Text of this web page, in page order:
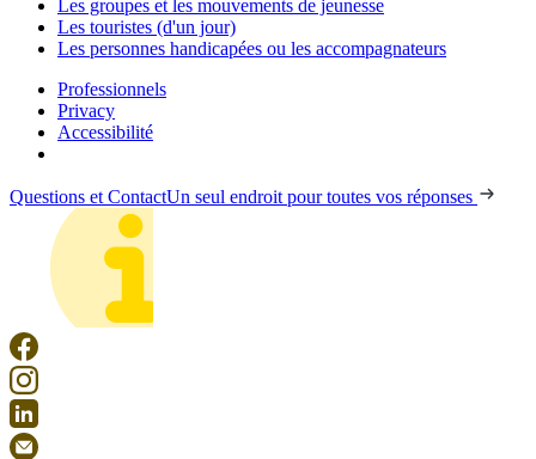
Les groupes et les mouvements de jeunesse
Les touristes (d'un jour)
Les personnes handicapées ou les accompagnateurs
Professionnels
Privacy
Accessibilité
Questions et ContactUn seul endroit pour toutes vos réponses